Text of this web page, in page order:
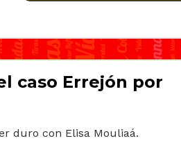
caso Errejón por